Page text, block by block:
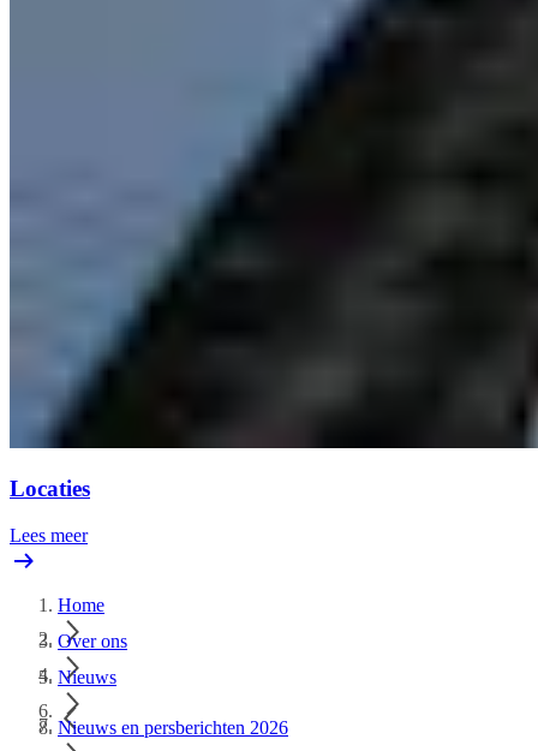
Locaties
Lees meer
Home
Over ons
Nieuws
Nieuws en persberichten 2026